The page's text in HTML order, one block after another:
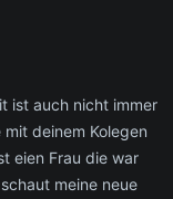
ist auch nicht immer
deinem Kolegen
eien Frau die war
meine neue